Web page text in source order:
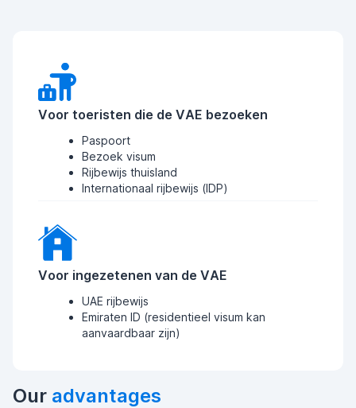
Voor toeristen die de VAE bezoeken
Paspoort
Bezoek visum
Rijbewijs thuisland
Internationaal rijbewijs (IDP)
Voor ingezetenen van de VAE
UAE rijbewijs
Emiraten ID (residentieel visum kan
aanvaardbaar zijn)
Our advantages